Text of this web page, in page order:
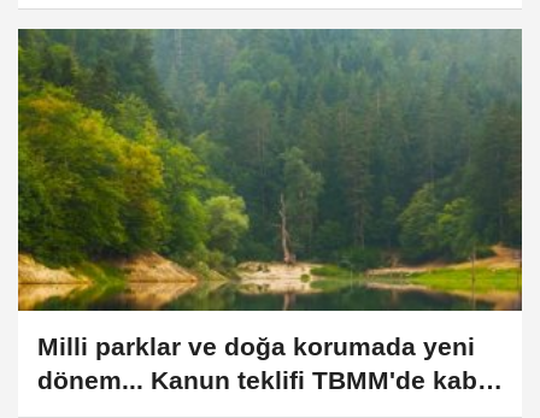
Milli parklar ve doğa korumada yeni
dönem... Kanun teklifi TBMM'de kabul